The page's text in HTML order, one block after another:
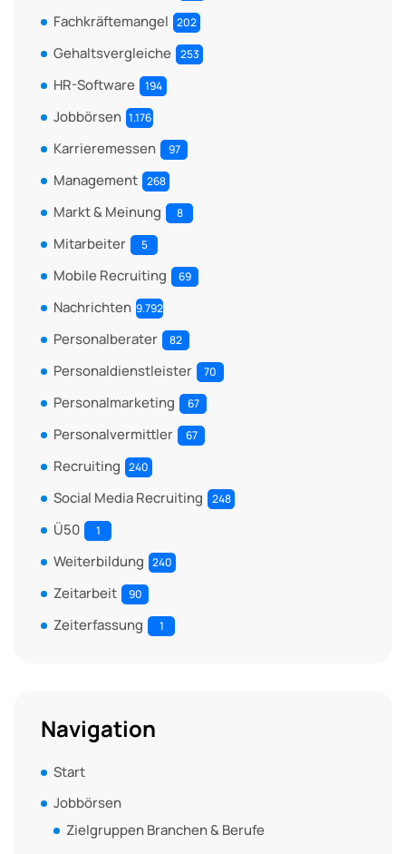
Fachkräftemangel 202
Gehaltsvergleiche 253
HR-Software 194
Jobbörsen 1.176
Karrieremessen 97
Management 268
Markt & Meinung 8
Mitarbeiter 5
Mobile Recruiting 69
Nachrichten 9.792
Personalberater 82
Personaldienstleister 70
Personalmarketing 67
Personalvermittler 67
Recruiting 240
Social Media Recruiting 248
Ü50 1
Weiterbildung 240
Zeitarbeit 90
Zeiterfassung 1
Navigation
Start
Jobbörsen
Zielgruppen Branchen & Berufe